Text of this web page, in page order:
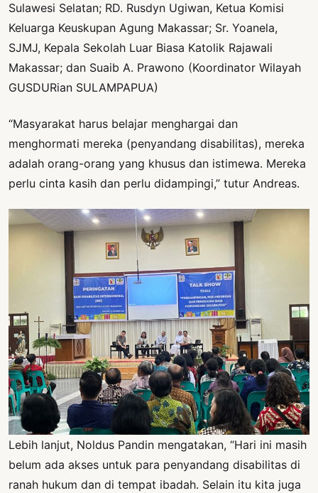
Sulawesi Selatan; RD. Rusdyn Ugiwan, Ketua Komisi
Keluarga Keuskupan Agung Makassar; Sr. Yoanela,
SJMJ, Kepala Sekolah Luar Biasa Katolik Rajawali
Makassar; dan Suaib A. Prawono (Koordinator Wilayah
GUSDURian SULAMPAPUA)
“Masyarakat harus belajar menghargai dan
menghormati mereka (penyandang disabilitas), mereka
adalah orang-orang yang khusus dan istimewa. Mereka
perlu cinta kasih dan perlu didampingi,” tutur Andreas.
Lebih lanjut, Noldus Pandin mengatakan, “Hari ini masih
belum ada akses untuk para penyandang disabilitas di
ranah hukum dan di tempat ibadah. Selain itu kita juga